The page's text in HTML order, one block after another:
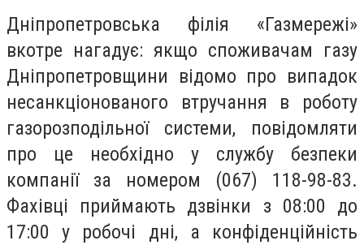
Дніпропетровська філія «Газмережі»
вкотре нагадує: якщо споживачам газу
Дніпропетровщини відомо про випадок
несанкціонованого втручання в роботу
газорозподільної системи, повідомляти
про це необхідно у службу безпеки
компанії за номером (067) 118-98-83.
Фахівці приймають дзвінки з 08:00 до
17:00 у робочі дні, а конфіденційність